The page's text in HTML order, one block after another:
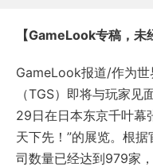
【GameLook专稿，未
GameLook报道/作为
（TGS）即将与玩家
29日在日本东京千叶幕
天下先！”的展览。根
司数量已经达到979家